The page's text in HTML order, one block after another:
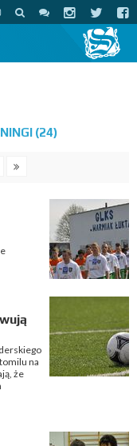
(24)
na
że